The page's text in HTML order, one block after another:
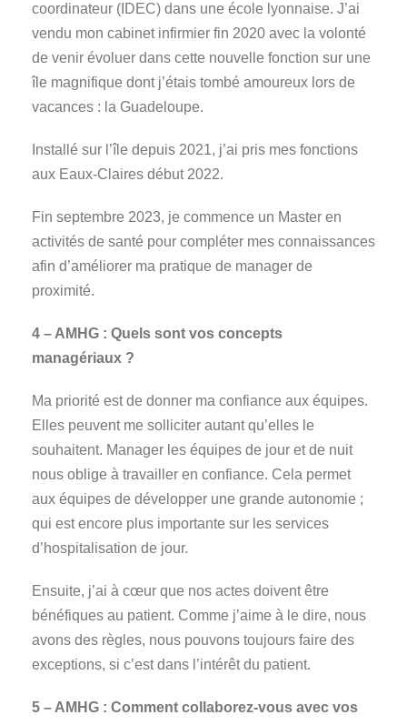
coordinateur (IDEC) dans une école lyonnaise. J’ai
vendu mon cabinet infirmier fin 2020 avec la volonté
de venir évoluer dans cette nouvelle fonction sur une
île magnifique dont j’étais tombé amoureux lors de
vacances : la Guadeloupe.
Installé sur l’île depuis 2021, j’ai pris mes fonctions
aux Eaux-Claires début 2022.
Fin septembre 2023, je commence un Master en
activités de santé pour compléter mes connaissances
afin d’améliorer ma pratique de manager de
proximité.
4 – AMHG : Quels sont vos concepts
managériaux ?
Ma priorité est de donner ma confiance aux équipes.
Elles peuvent me solliciter autant qu’elles le
souhaitent. Manager les équipes de jour et de nuit
nous oblige à travailler en confiance. Cela permet
aux équipes de développer une grande autonomie ;
qui est encore plus importante sur les services
d’hospitalisation de jour.
Ensuite, j’ai à cœur que nos actes doivent être
bénéfiques au patient. Comme j’aime à le dire, nous
avons des règles, nous pouvons toujours faire des
exceptions, si c’est dans l’intérêt du patient.
5 – AMHG : Comment collaborez-vous avec vos